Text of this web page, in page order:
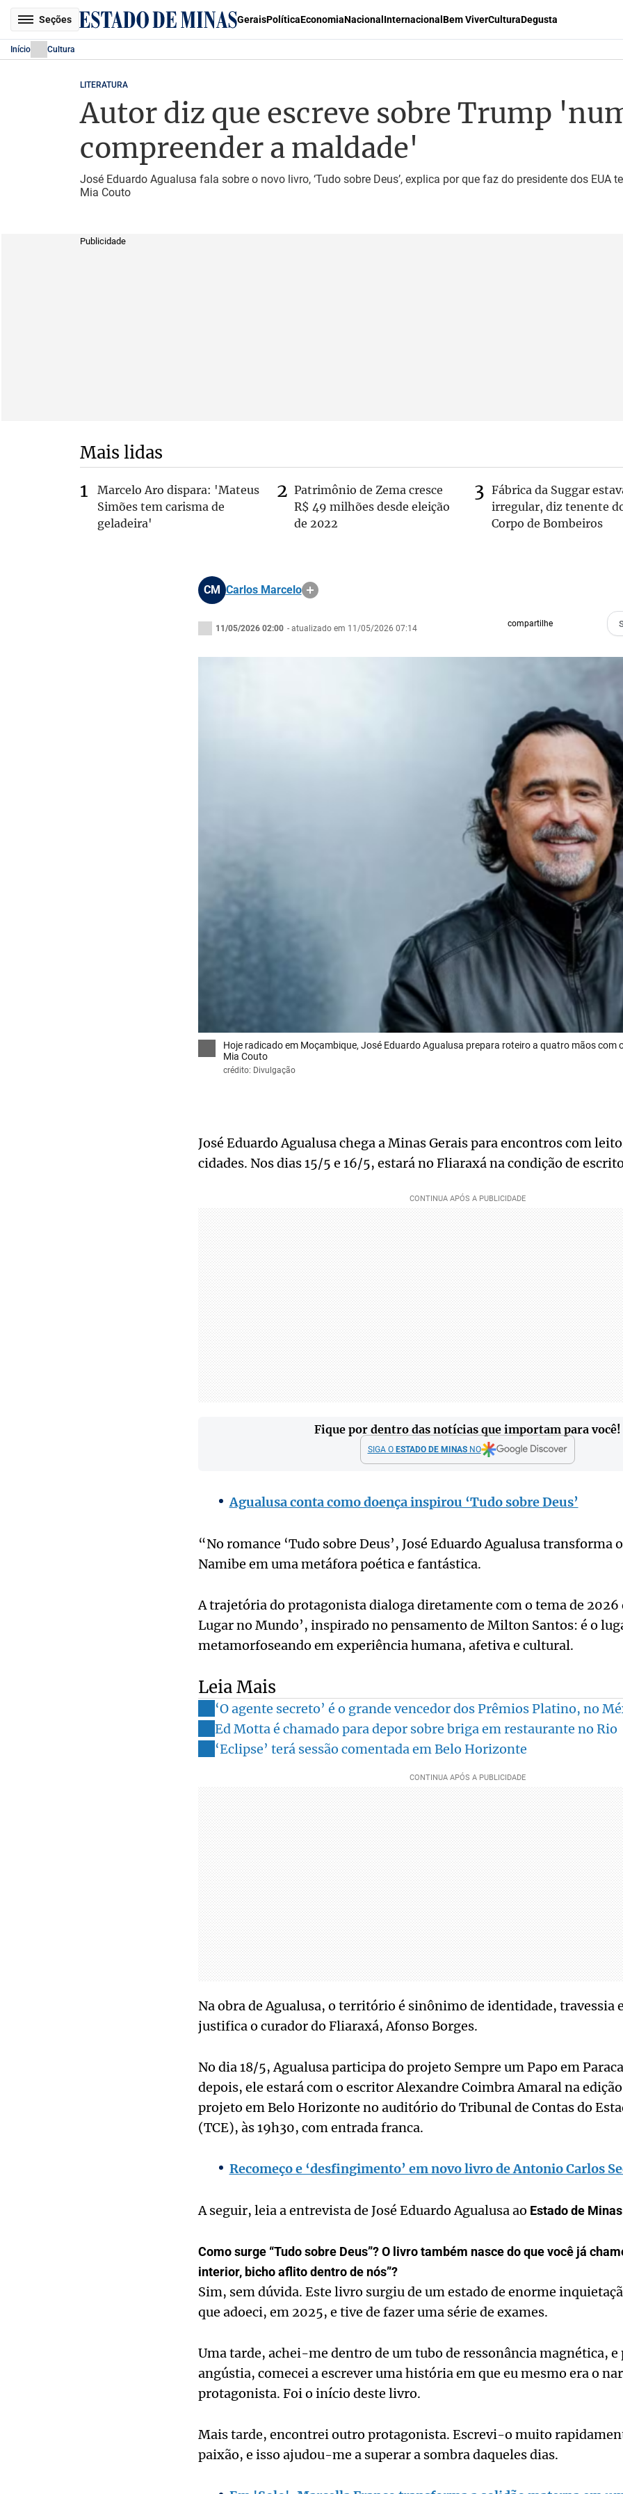
Seções GeraisPolíticaEconomiaNacional Internacional Bem ViverCulturaDegusta
Início Cultura
LITERATURA
Autor diz que escreve sobre Trump
compreender a maldade'
José Eduardo Agualusa fala sobre o novo livro, ‘Tudo sobre Deus’, explica por que faz do presidente dos EUA
Mia Couto
Publicidade
Mais lidas
Marcelo Aro dispara: 'Mateus
Simões tem carisma de
geladeira'
Patrimônio de Zema cresce
R$ 49 milhões desde eleição
de 2022
Fábrica da Suggar
irregular, diz tenente
Corpo de Bombeiros
CM Carlos Marcelo
11/05/2026 02:00 - atualizado em 11/05/2026 07:14 compartilhe
Hoje radicado em Moçambique, José Eduardo Agualusa prepara roteiro a quatro mãos com
Mia Couto
crédito: Divulgação
José Eduardo Agualusa chega a Minas Gerais para encontros com
cidades. Nos dias 15/5 e 16/5, estará no Fliaraxá na condição de
Fique por dentro das notícias que importam para você!
SIGA O ESTADO DE MINASNO
Agualusa conta como doença inspirou ‘Tudo sobre Deus’
“No romance ‘Tudo sobre Deus’, José Eduardo Agualusa transforma
Namibe em uma metáfora poética e fantástica.
A trajetória do protagonista dialoga diretamente com o tema de 2026
Lugar no Mundo’, inspirado no pensamento de Milton Santos: é o
metamorfoseando em experiência humana, afetiva e cultural.
Leia Mais
‘O agente secreto’ é o grande vencedor dos Prêmios Platino, no
Ed Motta é chamado para depor sobre briga em restaurante no Rio
‘Eclipse’ terá sessão comentada em Belo Horizonte
Na obra de Agualusa, o território é sinônimo de identidade, travessia
justifica o curador do Fliaraxá, Afonso Borges.
No dia 18/5, Agualusa participa do projeto Sempre um Papo em
depois, ele estará com o escritor Alexandre Coimbra Amaral na
projeto em Belo Horizonte no auditório do Tribunal de Contas do
(TCE), às 19h30, com entrada franca.
Recomeço e ‘desfingimento’ em novo livro de Antonio Carlos
A seguir, leia a entrevista de José Eduardo Agualusa ao Estado de Minas
Como surge “Tudo sobre Deus”? O livro também nasce do que você já
interior, bicho aflito dentro de nós”?
Sim, sem dúvida. Este livro surgiu de um estado de enorme
que adoeci, em 2025, e tive de fazer uma série de exames.
Uma tarde, achei-me dentro de um tubo de ressonância magnética, e
angústia, comecei a escrever uma história em que eu mesmo era o
protagonista. Foi o início deste livro.
Mais tarde, encontrei outro protagonista. Escrevi-o muito
paixão, e isso ajudou-me a superar a sombra daqueles dias.